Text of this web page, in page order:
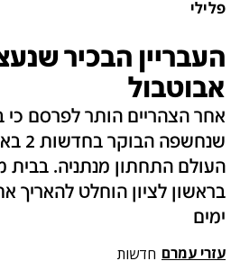
פלילי
העבריין הבכיר
אבוטבול
אחר הצהריים הותר לפרסם
העולם התחתון מנתניה.
בראשון לציון הוחלט להאריך
ימים
עזרי עמרם חדשות